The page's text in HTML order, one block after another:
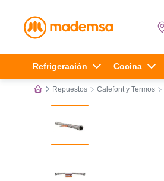
Términos más buscados
1. cocina 4 platos
refrigerador
secadora
Refrigeración Cocina
Repuestos Calefont y Termos